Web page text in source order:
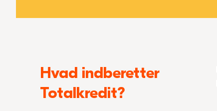
Hvad indberetter
Totalkredit?